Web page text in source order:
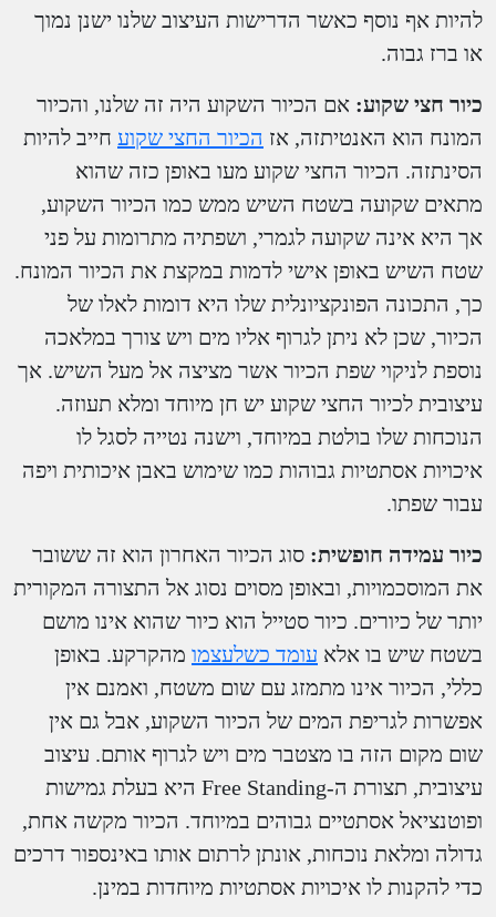
להיות אף נוסף כאשר הדרישות העיצוב שלנו ישנן נמוך
או ברז גבוה.
כיור חצי שקוע: אם הכיור השקוע היה זה שלנו, והכיור
המונח הוא האנטיתזה, אז הכיור החצי שקוע חייב להיות
הסינתזה. הכיור החצי שקוע מעו באופן כזה שהוא
מתאים שקועה בשטח השיש ממש כמו הכיור השקוע,
אך היא אינה שקועה לגמרי, ושפתיה מתרומות על פני
שטח השיש באופן אישי לדמות במקצת את הכיור המונח.
כך, התכונה הפונקציונלית שלו היא דומות לאלו של
הכיור, שכן לא ניתן לגרוף אליו מים ויש צורך במלאכה
נוספת לניקוי שפת הכיור אשר מציצה אל מעל השיש. אך
עיצובית לכיור החצי שקוע יש חן מיוחד ומלא תעוזה.
הנוכחות שלו בולטת במיוחד, וישנה נטייה לסגל לו
איכויות אסתטיות גבוהות כמו שימוש באבן איכותית ויפה
עבור שפתו.
כיור עמידה חופשית: סוג הכיור האחרון הוא זה ששובר
את המוסכמויות, ובאופן מסוים נסוג אל התצורה המקורית
יותר של כיורים. כיור סטייל הוא כיור שהוא אינו מושם
בשטח שיש בו אלא עומד כשלעצמו מהקרקע. באופן
כללי, הכיור אינו מתמזג עם שום משטח, ואמנם אין
אפשרות לגריפת המים של הכיור השקוע, אבל גם אין
שום מקום הזה בו מצטבר מים ויש לגרוף אותם. עיצוב
עיצובית, תצורת ה-Free Standing היא בעלת גמישות
ופוטנציאל אסתטיים גבוהים במיוחד. הכיור מקשה אחת,
גדולה ומלאת נוכחות, אונתן לרתום אותו באינספור דרכים
כדי להקנות לו איכויות אסתטיות מיוחדות במינן.